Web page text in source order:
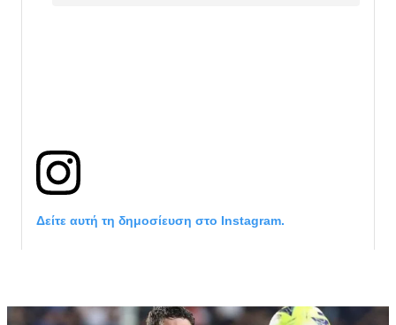
Δείτε αυτή τη δημοσίευση στο Instagram.